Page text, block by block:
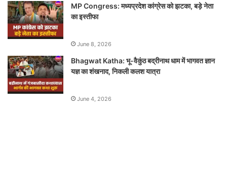
MP Congress: मध्यप्रदेश कांग्रेस को झटका, बड़े नेता
का इस्तीफा
June 8, 2026
Bhagwat Katha: भू-वैकुंठ बद्रीनाथ धाम में भागवत ज्ञान
यज्ञ का शंखनाद, निकली कलश यात्रा
June 4, 2026